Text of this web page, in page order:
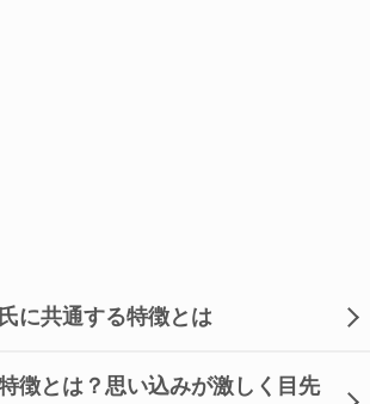
に共通する特徴とは
徴とは？思い込みが激しく目先